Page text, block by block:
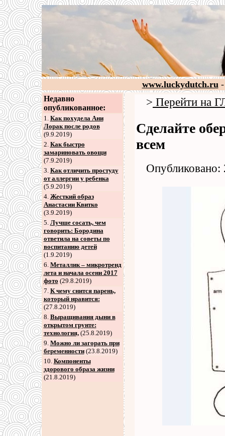
www.luckydutch.ru-
Недавно
опубликованное:
1. Как похудела Ани
Лорак после родов
(9.9.2019)
2. Как быстро
замариновать овощи
(7.9.2019)
3. Как отличить простуду
от аллергии у ребенка
(5.9.2019)
4. Жесткий образ
Анастасии Квитко
(3.9.2019)
5. Лучше сосать, чем
говорить: Бородина
ответила на советы по
воспитанию детей
(1.9.2019)
6. Металлик – микротренд
лета и начала осени 2017
фото (29.8.2019)
7. К чему снится парень,
который нравится:
(27.8.2019)
8. Выращивания дыни в
открытом грунте:
технология,(25.8.2019)
9. Можно ли загорать при
беременности(23.8.2019)
10. Компоненты
здорового образа жизни
(21.8.2019)
> Перейти на
Сделайте
всем
Опубликовано: